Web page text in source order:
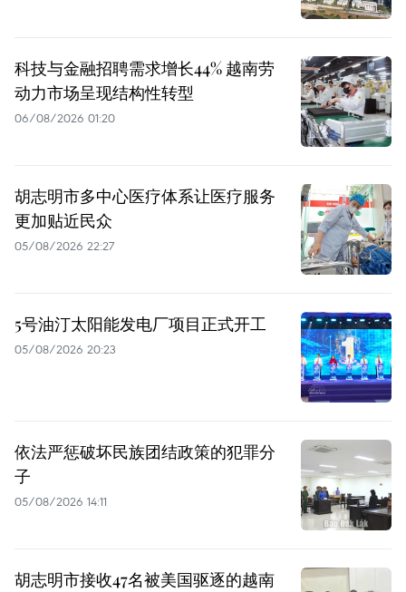
科技与金融招聘需求增长44% 越南劳
动力市场呈现结构性转型
06/08/2026 01:20
胡志明市多中心医疗体系让医疗服务
更加贴近民众
05/08/2026 22:27
5号油汀太阳能发电厂项目正式开工
05/08/2026 20:23
依法严惩破坏民族团结政策的犯罪分
子
05/08/2026 14:11
胡志明市接收47名被美国驱逐的越南